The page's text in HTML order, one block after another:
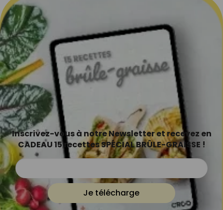
Inscrivez-vous à notre Newsletter et recevez en
CADEAU 15 recettes SPÉCIAL BRÛLE-GRAISSE !
Je télécharge